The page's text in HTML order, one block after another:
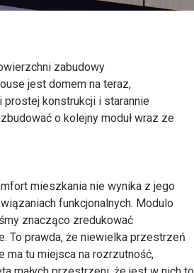
zabudowy
jest domem na teraz,
konstrukcji i starannie
o kolejny moduł wraz ze
mieszkania nie wynika z jego
funkcjonalnych. Modulo
znacząco zredukować
To prawda, że niewielka przestrzeń
ma tu miejsca na rozrzutność,